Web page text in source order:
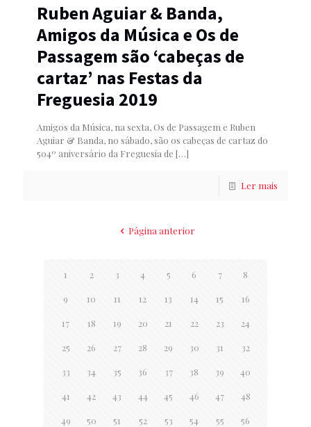
Ruben Aguiar & Banda,
Amigos da Música e Os de
Passagem são ‘cabeças de
cartaz’ nas Festas da
Freguesia 2019
Amigos da Música, na sexta, Os de Passagem e Ruben
Aguiar & Banda, no sábado, são os cabeças de cartaz do
504º aniversário da Freguesia de […]
Ler mais
Página anterior
1 2 3 4 5 6 7 8
9 10 11 12 13 14 15 16
17 18 19 20 21 22 23 24
25 26 27 28 29 30 31 32
33 34 35 36 37 38 39 40
41 42 43 44 45 46 47 48
49 50 51 52 53 54 55 56